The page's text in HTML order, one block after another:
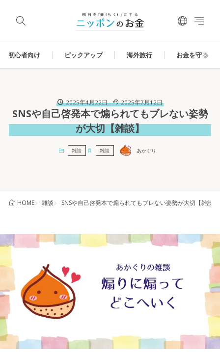
初心者向け ピックアップ 海外旅行 お金を守る
2025年4月22日 2025年7月12日
SNSや自己啓発本で煽られてもブレない姿勢
が大切【雑談】
雑談 雑談 あかぐり
HOME 雑談 SNSや自己啓発本で煽られてもブレない姿勢が大切【雑談】